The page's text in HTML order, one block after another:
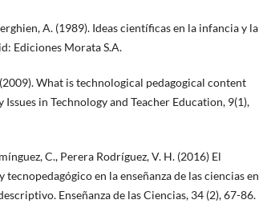
A. (1989). Ideas científicas en la infancia y la
Ediciones Morata S.A.
What is technological pedagogical content
in Technology and Teacher Education, 9(1),
C., Perera Rodríguez, V. H. (2016) El
en la enseñanza de las ciencias en
Enseñanza de las Ciencias, 34 (2), 67-86.